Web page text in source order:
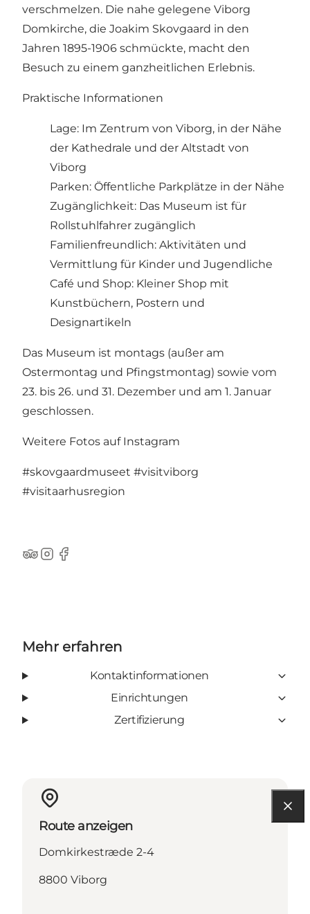
verschmelzen. Die nahe gelegene Viborg
Domkirche, die Joakim Skovgaard in den
Jahren 1895-1906 schmückte, macht den
Besuch zu einem ganzheitlichen Erlebnis.
Praktische Informationen
Lage: Im Zentrum von Viborg, in der Nähe
der Kathedrale und der Altstadt von
Viborg
Parken: Öffentliche Parkplätze in der Nähe
Zugänglichkeit: Das Museum ist für
Rollstuhlfahrer zugänglich
Familienfreundlich: Aktivitäten und
Vermittlung für Kinder und Jugendliche
Café und Shop: Kleiner Shop mit
Kunstbüchern, Postern und
Designartikeln
Das Museum ist montags (außer am
Ostermontag und Pfingstmontag) sowie vom
23. bis 26. und 31. Dezember und am 1. Januar
geschlossen.
Weitere Fotos auf Instagram
#skovgaardmuseet #visitviborg
#visitaarhusregion
TripAdvisor
Instagram
Facebook
Mehr erfahren
Kontaktinformationen
Einrichtungen
Zertifizierung
Route anzeigen
Domkirkestræde 2-4
8800 Viborg